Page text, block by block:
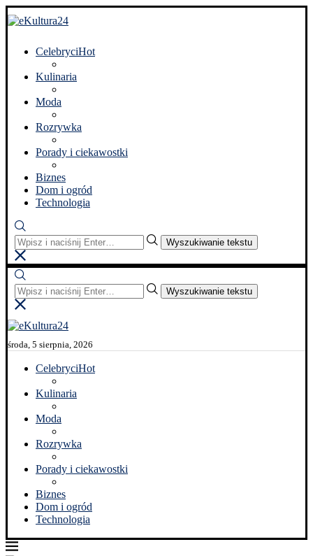
CelebryciHot
Kulinaria
Moda
Rozrywka
Porady i ciekawostki
Biznes
Dom i ogród
Technologia
Wyszukiwanie tekstu
Wyszukiwanie tekstu
środa, 5 sierpnia, 2026
CelebryciHot
Kulinaria
Moda
Rozrywka
Porady i ciekawostki
Biznes
Dom i ogród
Technologia